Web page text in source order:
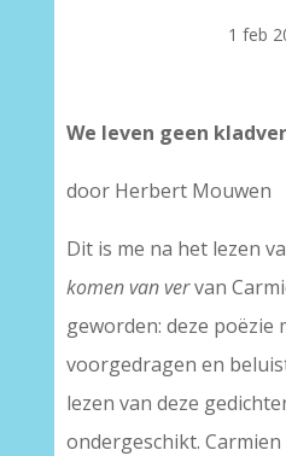
1 feb
We leven geen
door Herbert Mouwen
Dit is me na het lezen
komen van vervan
geworden: deze poëzie
voorgedragen en
lezen van deze
ondergeschikt.